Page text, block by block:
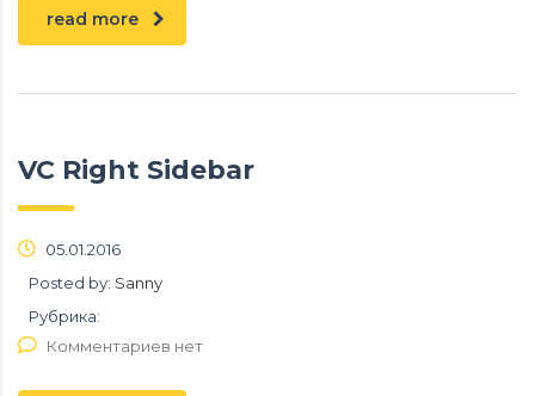
read more
VC Right Sidebar
05.01.2016
Posted by: Sanny
Рубрика:
Комментариев нет